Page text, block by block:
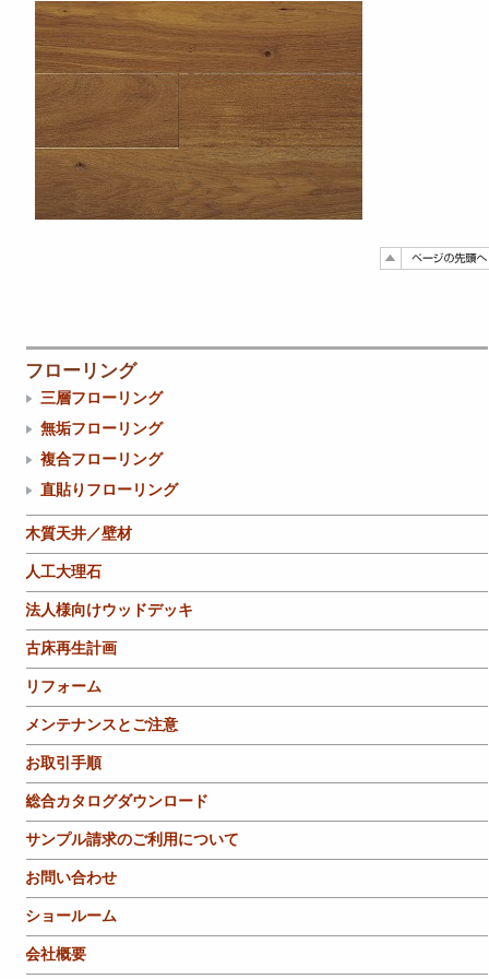
フローリング
三層フローリング
無垢フローリング
複合フローリング
直貼りフローリング
木質天井／壁材
人工大理石
法人様向けウッドデッキ
古床再生計画
リフォーム
メンテナンスとご注意
お取引手順
総合カタログダウンロード
サンプル請求のご利用について
お問い合わせ
ショールーム
会社概要